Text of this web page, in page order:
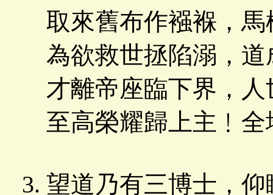
取來舊布作襁褓，
為欲救世拯陷溺，
才離帝座臨下界，
至高榮耀歸上主﹗
望道乃有三博士，